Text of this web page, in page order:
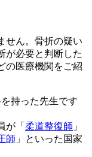
せん。骨折の疑い
が必要と判断した
の医療機関をご紹
持った先生です
が「 柔道整復師 」
師 」といった国家